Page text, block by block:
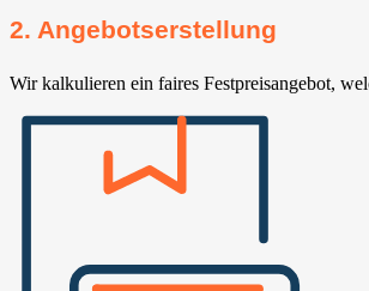
2. Angebotserstellung
Wir kalkulieren ein faires Festpreisangebot,